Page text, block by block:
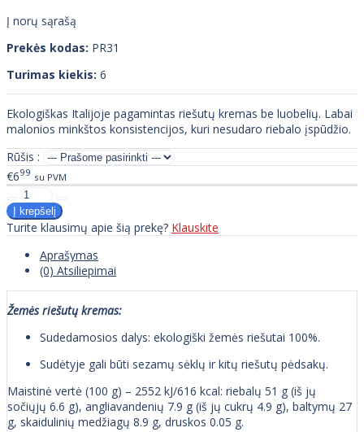
Į norų sąrašą
Prekės kodas: PR31
Turimas kiekis: 6
Ekologiškas Italijoje pagamintas riešutų kremas be luobelių. Labai
malonios minkštos konsistencijos, kuri nesudaro riebalo įspūdžio.
Rūšis :
€699 su PVM
Turite klausimų apie šią prekę? Klauskite
Aprašymas
(0) Atsiliepimai
Žemės riešutų kremas:
Sudedamosios dalys: ekologiški žemės riešutai 100%.
Sudėtyje gali būti sezamų sėklų ir kitų riešutų pėdsakų.
Maistinė vertė (100 g) – 2552 kJ/616 kcal: riebalų 51 g (iš jų
sočiųjų 6.6 g), angliavandenių 7.9 g (iš jų cukrų 4.9 g), baltymų 27
g, skaidulinių medžiagų 8.9 g, druskos 0.05 g.